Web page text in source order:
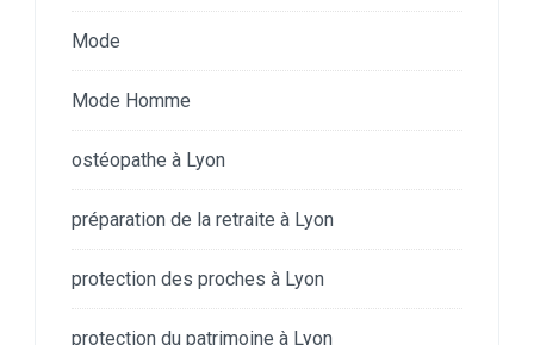
Mode
Mode Homme
ostéopathe à Lyon
préparation de la retraite à Lyon
protection des proches à Lyon
protection du patrimoine à Lyon